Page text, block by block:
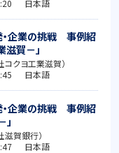
日本語
・企業の挑戦 事例紹
滋賀－」
クヨ工業滋賀）
日本語
・企業の挑戦 事例紹
滋賀銀行）
日本語